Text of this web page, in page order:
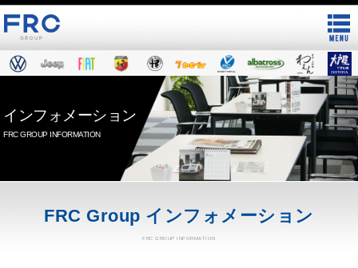
インフォメーション
FRC GROUP INFORMATION
FRC Group インフォメーション
FRC GROUP INFORMATION